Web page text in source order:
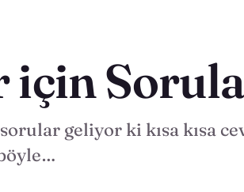
için
sorular geliyor ki kısa kısa